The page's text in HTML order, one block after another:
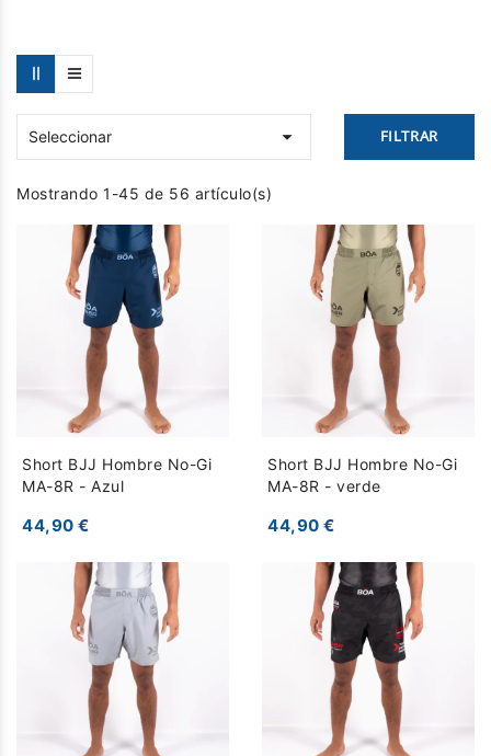
Seleccionar  FILTRAR
Mostrando 1-45 de 56 artículo(s)
Short BJJ Hombre No-Gi
MA-8R - Azul
44,90 €
Short BJJ Hombre No-Gi
MA-8R - verde
44,90 €